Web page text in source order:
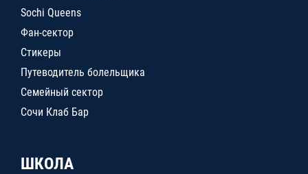
Sochi Queens
Фан-сектор
Стикеры
Путеводитель болельщика
Семейный сектор
Сочи Клаб Бар
ШКОЛА